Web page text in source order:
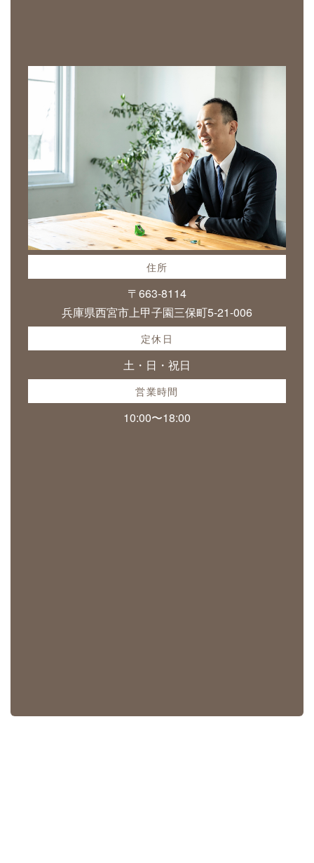
住所
〒663-8114
兵庫県西宮市上甲子園三保町5-21-006
定休日
土・日・祝日
営業時間
10:00〜18:00